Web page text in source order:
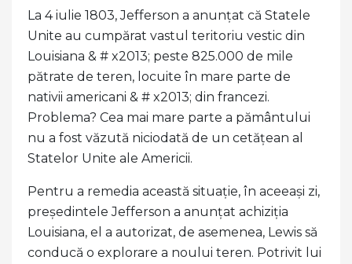
La 4 iulie 1803, Jefferson a anunțat că Statele
Unite au cumpărat vastul teritoriu vestic din
Louisiana & # x2013; peste 825.000 de mile
pătrate de teren, locuite în mare parte de
nativii americani & # x2013; din francezi.
Problema? Cea mai mare parte a pământului
nu a fost văzută niciodată de un cetățean al
Statelor Unite ale Americii.
Pentru a remedia această situație, în aceeași zi,
președintele Jefferson a anunțat achiziția
Louisiana, el a autorizat, de asemenea, Lewis să
conducă o explorare a noului teren. Potrivit lui